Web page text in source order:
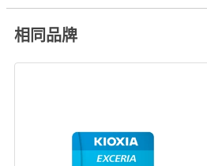
相同品牌